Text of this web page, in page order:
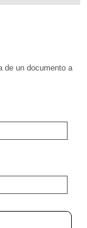
de un documento a